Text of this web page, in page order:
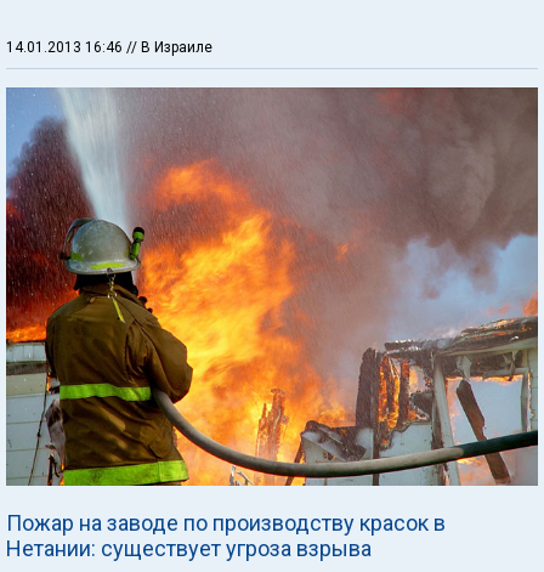
14.01.2013 16:46 // В Израиле
Пожар на заводе по производству красок в
Нетании: существует угроза взрыва